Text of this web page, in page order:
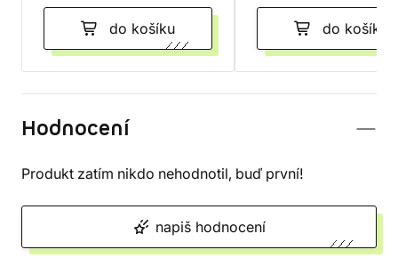
do košíku do košíku
Hodnocení
Produkt zatím nikdo nehodnotil, buď první!
napiš hodnocení